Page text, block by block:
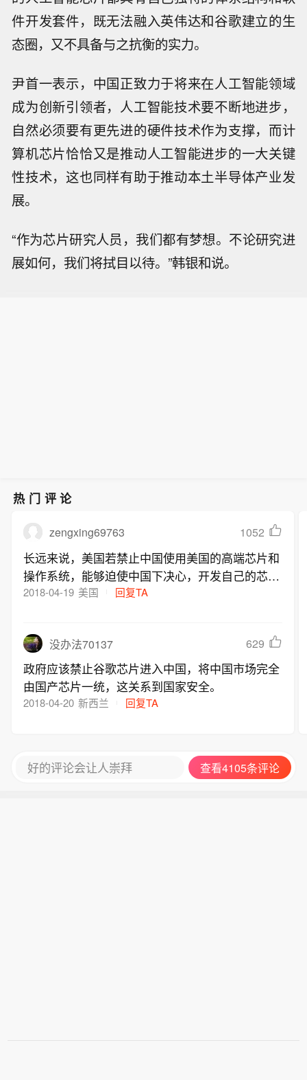
件开发套件，既无法融入英伟达和谷歌建立的生
态圈，又不具备与之抗衡的实力。
尹首一表示，中国正致力于将来在人工智能领域
成为创新引领者，人工智能技术要不断地进步，
自然必须要有更先进的硬件技术作为支撑，而计
算机芯片恰恰又是推动人工智能进步的一大关键
性技术，这也同样有助于推动本土半导体产业发
展。
“作为芯片研究人员，我们都有梦想。不论研究进
展如何，我们将拭目以待。”韩银和说。
热门评论
zengxing69763 1052
长远来说，美国若禁止中国使用美国的高端芯片和
操作系统，能够迫使中国下决心，开发自己的芯片
和操作系统等。不再患得患失，不在考虑成本，不
2018-04-19 美国 回复TA
没办法70137 629
政府应该禁止谷歌芯片进入中国，将中国市场完全
由国产芯片一统，这关系到国家安全。
2018-04-20 新西兰 回复TA
好的评论会让人崇拜 查看4105条评论